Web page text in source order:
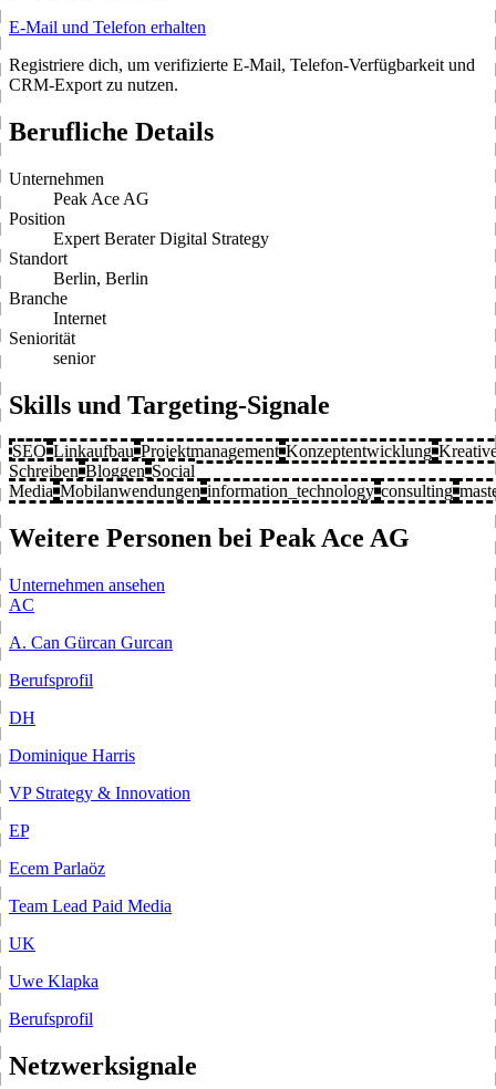
E-Mail und Telefon erhalten
Registriere dich, um verifizierte E-Mail, Telefon-Verfügbarkeit und
CRM-Export zu nutzen.
Berufliche Details
Unternehmen
Peak Ace AG
Position
Expert Berater Digital Strategy
Standort
Berlin, Berlin
Branche
Internet
Seniorität
senior
Skills und Targeting-Signale
SEO Linkaufbau Projektmanagement Konzeptentwicklung
Schreiben Bloggen Social
Media Mobilanwendungen information_technology consulting
Weitere Personen bei Peak Ace AG
Unternehmen ansehen
AC
A. Can Gürcan Gurcan
Berufsprofil
DH
Dominique Harris
VP Strategy & Innovation
EP
Ecem Parlaöz
Team Lead Paid Media
UK
Uwe Klapka
Berufsprofil
Netzwerksignale